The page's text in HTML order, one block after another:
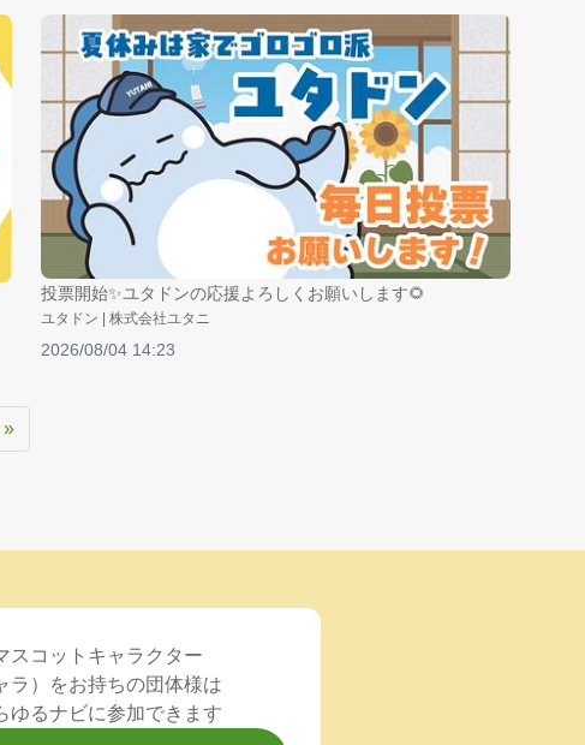
投票開始✨ユタドンの応援よろしくお願いします🌻
ユタドン | 株式会社ユタニ
2026/08/04 14:23
»
スコットキャラクター
ラ）をお持ちの団体様は
ゆるナビに参加できます